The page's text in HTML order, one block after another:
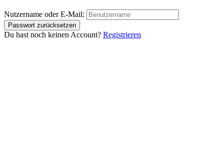
Nutzername oder E-Mail:
Du hast noch keinen Account? Registrieren